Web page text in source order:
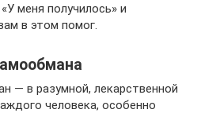
меня получилось» и
в этом помог.
— в разумной, лекарственной
человека, особенно